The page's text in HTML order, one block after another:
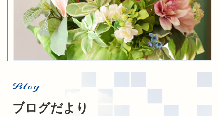
Blog
ブログだより